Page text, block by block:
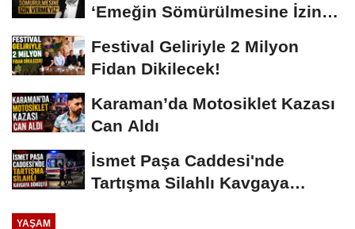
‘Emeğin Sömürülmesine İzin
Festival Geliriyle 2 Milyon
Fidan Dikilecek!
Karaman’da Motosiklet Kazası
Can Aldı
İsmet Paşa Caddesi'nde
Tartışma Silahlı Kavgaya
YAŞAM